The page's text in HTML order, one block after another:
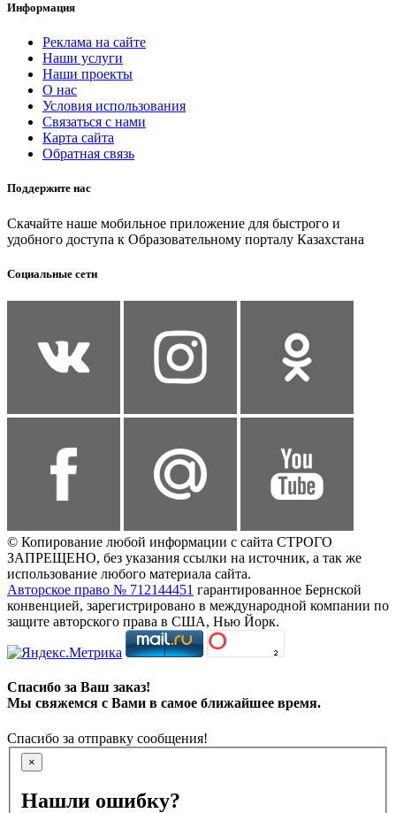
Информация
Реклама на сайте
Наши услуги
Наши проекты
О нас
Условия использования
Связаться с нами
Карта сайта
Обратная связь
Поддержите нас
Скачайте наше мобильное приложение для быстрого и
удобного доступа к Образовательному порталу Казахстана
Социальные сети
© Копирование любой информации с сайта СТРОГО
ЗАПРЕЩЕНО, без указания ссылки на источник, а так же
использование любого материала сайта.
Авторское право № 712144451 гарантированное Бернской
конвенцией, зарегистрировано в международной компании по
защите авторского права в США, Нью Йорк.
Спасибо за Ваш заказ!
Мы свяжемся с Вами в самое ближайшее время.
Спасибо за отправку сообщения!
×
Нашли ошибку?